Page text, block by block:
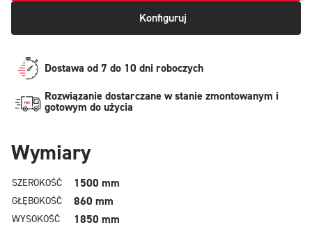
Konfiguruj
Dostawa od 7 do 10 dni roboczych
Rozwiązanie dostarczane w stanie zmontowanym i
gotowym do użycia
Wymiary
SZEROKOŚĆ 1500 mm
GŁĘBOKOŚĆ 860 mm
WYSOKOŚĆ
1850 mm